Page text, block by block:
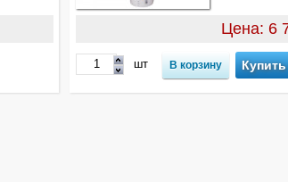
Цена: 6
шт